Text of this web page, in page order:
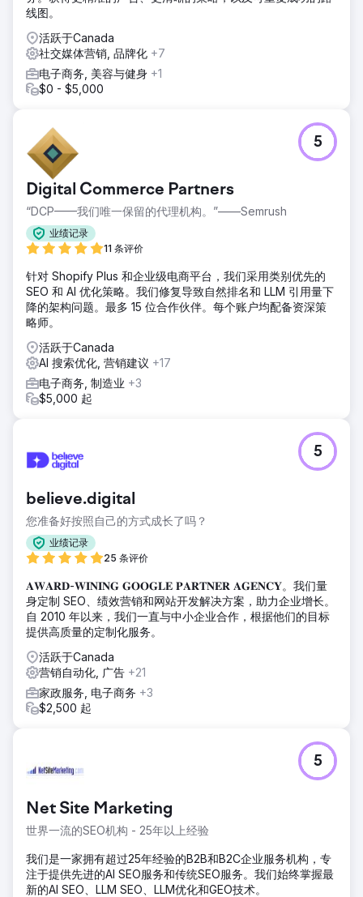
线图。
活跃于Canada
社交媒体营销, 品牌化 +7
电子商务, 美容与健身 +1
$0 - $5,000
Digital Commerce Partners
“DCP——我们唯一保留的代理机构。”——Semrush
业绩记录
11 条评价
5
针对 Shopify Plus 和企业级电商平台，我们采用类别优先的
SEO 和 AI 优化策略。我们修复导致自然排名和 LLM 引用量下
降的架构问题。最多 15 位合作伙伴。每个账户均配备资深策
略师。
活跃于Canada
AI 搜索优化, 营销建议 +17
电子商务, 制造业 +3
$5,000 起
believe.digital
您准备好按照自己的方式成长了吗？
业绩记录
25 条评价
5
𝐀𝐖𝐀𝐑𝐃-𝐖𝐈𝐍𝐈𝐍𝐆 𝐆𝐎𝐎𝐆𝐋𝐄 𝐏𝐀𝐑𝐓𝐍𝐄𝐑 𝐀𝐆𝐄𝐍𝐂𝐘。我们量
身定制 SEO、绩效营销和网站开发解决方案，助力企业增长。
自 2010 年以来，我们一直与中小企业合作，根据他们的目标
提供高质量的定制化服务。
活跃于Canada
营销自动化, 广告 +21
家政服务, 电子商务 +3
$2,500 起
Net Site Marketing
世界一流的SEO机构 - 25年以上经验
5
我们是一家拥有超过25年经验的B2B和B2C企业服务机构，专
注于提供先进的AI SEO服务和传统SEO服务。我们始终掌握最
新的AI SEO、LLM SEO、LLM优化和GEO技术。